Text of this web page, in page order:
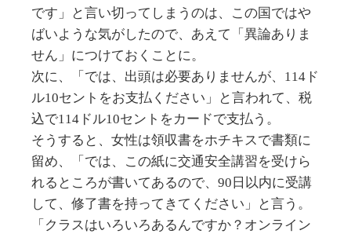
です」と言い切ってしまうのは、この国ではや
ばいような気がしたので、あえて「異論ありま
せん」につけておくことに。
次に、「では、出頭は必要ありませんが、114ド
ル10セントをお支払ください」と言われて、税
込で114ドル10セントをカードで支払う。
そうすると、女性は領収書をホチキスで書類に
留め、「では、この紙に交通安全講習を受けら
れるところが書いてあるので、90日以内に受講
して、修了書を持ってきてください」と言う。
「クラスはいろいろあるんですか？オンライン